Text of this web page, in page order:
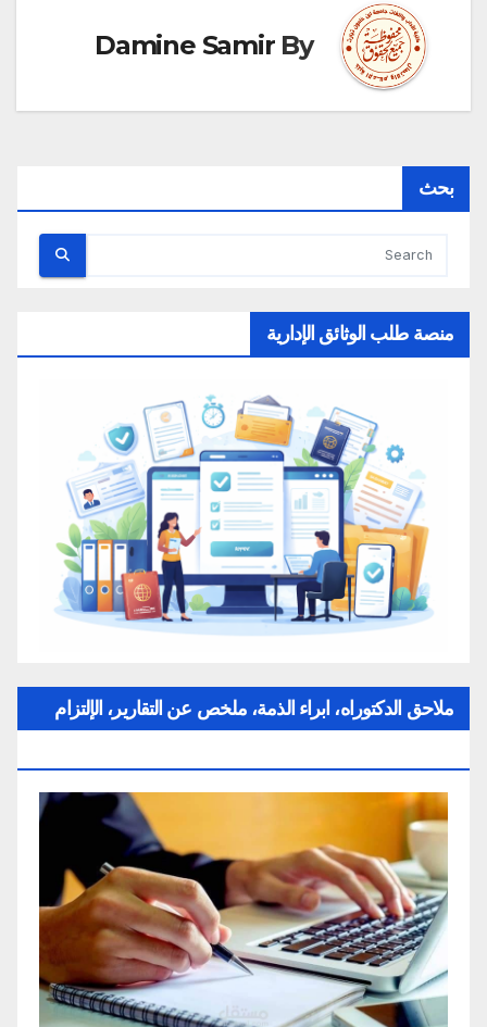
By
Damine Samir
بحث
منصة طلب الوثائق الإدارية
ملاحق الدكتوراه، ابراء الذمة، ملخص عن التقارير، الإلتزام